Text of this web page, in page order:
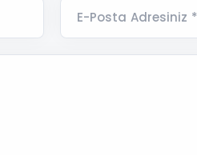
E-Posta Adresiniz *